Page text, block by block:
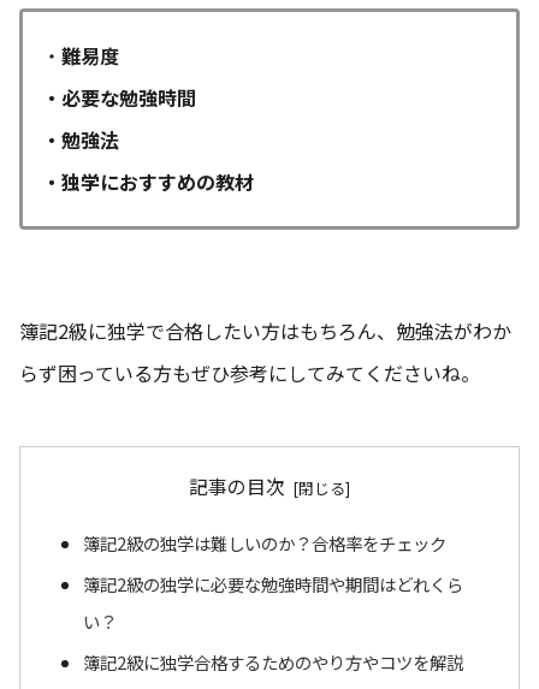
・ 難易度
・必要な勉強時間
・勉強法
・独学におすすめの教材
簿記2級に独学で合格したい方はもちろん、勉強法がわか
らず困っている方もぜひ参考にしてみてくださいね。
記事の目次
簿記2級の独学は難しいのか？合格率をチェック
簿記2級の独学に必要な勉強時間や期間はどれくら
い？
簿記2級に独学合格するためのやり方やコツを解説